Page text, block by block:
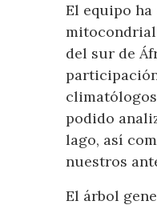
El equipo ha
mitocondrial
del sur de
podido
lago, así
nuestros
El árbol